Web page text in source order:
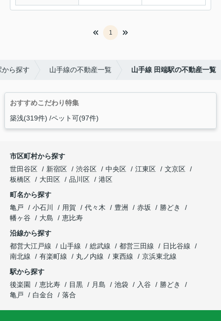
1
ら探す 山手線の不動産一覧 山手線 田端駅の不動産一覧
おすすめこだわり特集
築浅(319件) ペット可(97件)
市区町村から探す
世田谷区
新宿区 渋谷区 中央区 江東区
文京区
板橋区
大田区 品川区
港区
町名から探す
亀戸
小石川 用賀 代々木 豊洲 赤坂
勝どき
幡ヶ谷
大島
恵比寿
沿線から探す
都営大江戸線
山手線 総武線 都営三田線
日比谷線
南北線
有楽町線 丸ノ内線 東西線
京浜東北線
駅から探す
後楽園
恵比寿 目黒 月島 池袋 入谷
勝どき
亀戸
白金台 落合